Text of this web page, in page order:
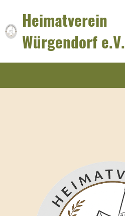
Heimatverein
Würgendorf e.V.